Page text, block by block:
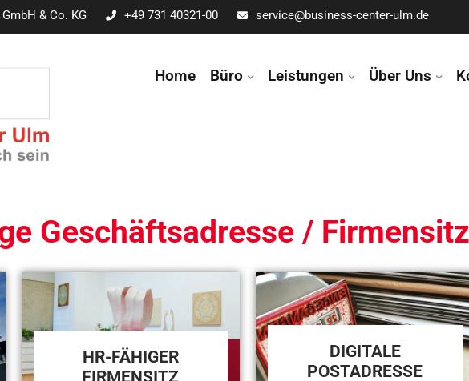
& Co. KG +49 731 40321-00 service@business-center-ulm.de
Home Büro Leistungen Über Uns
Geschäftsadresse /
HR-FÄHIGER
DIGITALE
POSTADRESSE